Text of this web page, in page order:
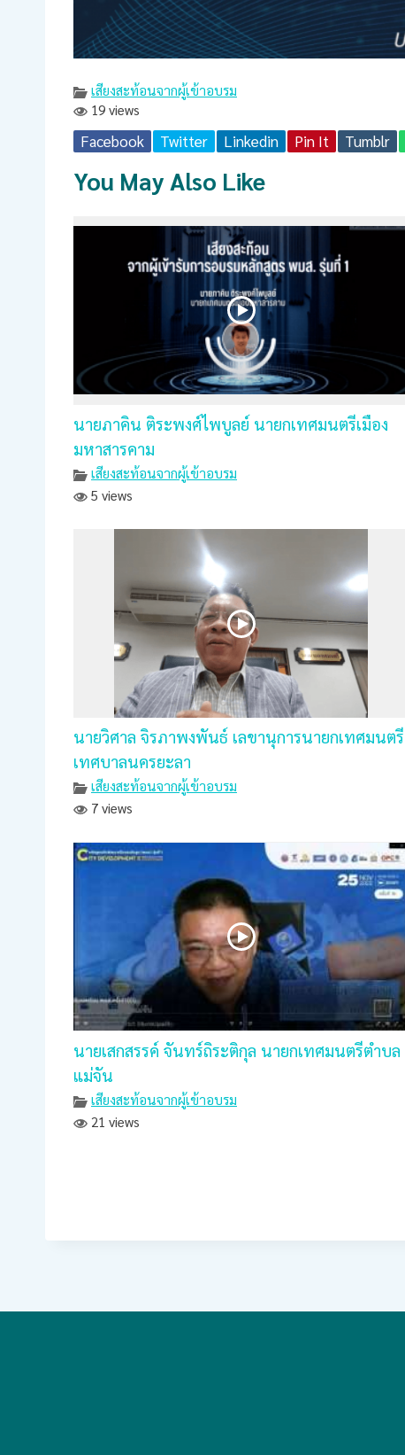
เสียงสะท้อนจากผู้เข้าอบรม
19 views
Facebook Twitter Linkedin Pin It Tumblr
You May Also Like
นายภาคิน ติระพงศ์ไพบูลย์ นายกเทศมนตรีเมือง
มหาสารคาม
เสียงสะท้อนจากผู้เข้าอบรม
5 views
นายวิศาล จิรภาพงพันธ์ เลขานุการนายกเทศมนตรี
เทศบาลนครยะลา
เสียงสะท้อนจากผู้เข้าอบรม
7 views
นายเสกสรรค์ จันทร์ถิระติกุล นายกเทศมนตรีตำบล
แม่จัน
เสียงสะท้อนจากผู้เข้าอบรม
21 views